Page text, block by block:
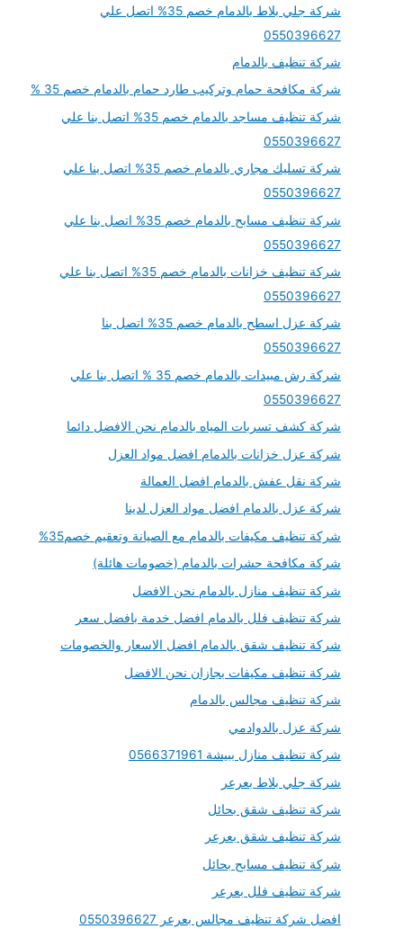
شركة جلي بلاط بالدمام خصم 35% اتصل علي
0550396627
شركة تنظيف بالدمام
شركة مكافحة حمام وتركيب طارد حمام بالدمام خصم 35 %
شركة تنظيف مساجد بالدمام خصم 35% اتصل بنا علي
0550396627
شركة تسليك مجاري بالدمام خصم 35% اتصل بنا علي
0550396627
شركة تنظيف مسابح بالدمام خصم 35% اتصل بنا علي
0550396627
شركة تنظيف خزانات بالدمام خصم 35% اتصل بنا علي
0550396627
شركة عزل اسطح بالدمام خصم 35% اتصل بنا
0550396627
شركة رش مبيدات بالدمام خصم 35 % اتصل بنا علي
0550396627
شركة كشف تسربات المياه بالدمام نحن الافضل دائما
شركة عزل خزانات بالدمام افضل مواد العزل
شركة نقل عفش بالدمام افضل العمالة
شركة عزل بالدمام افضل مواد العزل لدينا
شركة تنظيف مكيفات بالدمام مع الصيانة وتعقيم خصم35%
شركة مكافحة حشرات بالدمام (خصومات هائلة)
شركة تنظيف منازل بالدمام نحن الافضل
شركة تنظيف فلل بالدمام افضل خدمة بافضل سعر
شركة تنظيف شقق بالدمام افضل الاسعار والخصومات
شركة تنظيف مكيفات بجازان نحن الافضل
شركة تنظيف مجالس بالدمام
شركة عزل بالدوادمي
شركة تنظيف منازل ببيشة 0566371961
شركة جلي بلاط بعرعر
شركة تنظيف شقق بحائل
شركة تنظيف شقق بعرعر
شركة تنظيف مسابح بحائل
شركة تنظيف فلل بعرعر
افضل شركة تنظيف مجالس بعرعر 0550396627